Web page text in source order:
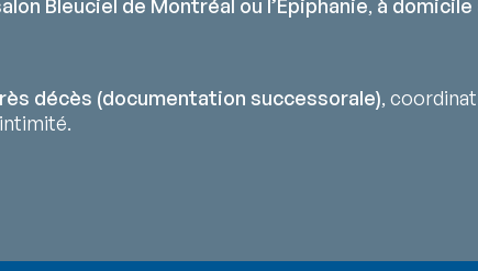
Bleuciel de Montréal ou l’Épiphanie, à domicile
décès (documentation successorale),